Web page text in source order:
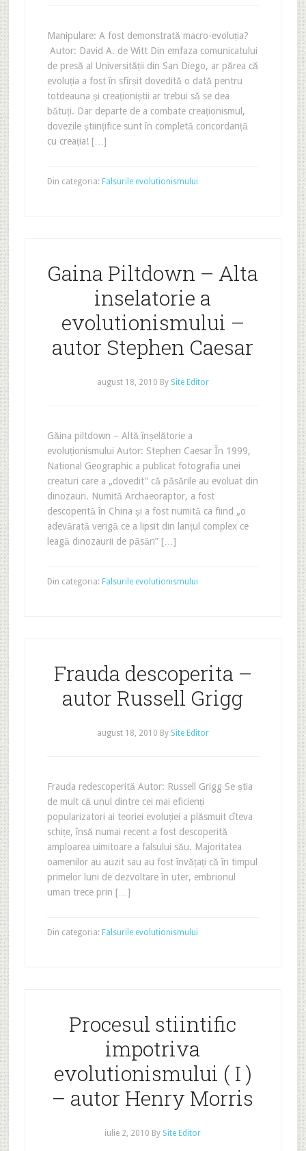
Manipulare: A fost demonstrată macro-evoluția?
Autor: David A. de Witt Din emfaza comunicatului
de presă al Universității din San Diego, ar părea că
evoluția a fost în sfîrșit dovedită o dată pentru
totdeauna și creaționiștii ar trebui să se dea
bătuți. Dar departe de a combate creaționismul,
dovezile științifice sunt în completă concordanță
cu creația! […]
Din categoria: Falsurile evolutionismului
Gaina Piltdown – Alta
inselatorie a
evolutionismului –
autor Stephen Caesar
august 18, 2010 By Site Editor
Găina piltdown – Altă înșelătorie a
evoluționismului Autor: Stephen Caesar În 1999,
National Geographic a publicat fotografia unei
creaturi care a „dovedit” că păsările au evoluat din
dinozauri. Numită Archaeoraptor, a fost
descoperită în China și a fost numită ca fiind „o
adevărată verigă ce a lipsit din lanțul complex ce
leagă dinozaurii de păsări” […]
Din categoria: Falsurile evolutionismului
Frauda descoperita –
autor Russell Grigg
august 18, 2010 By Site Editor
Frauda redescoperită Autor: Russell Grigg Se știa
de mult că unul dintre cei mai eficienți
popularizatori ai teoriei evoluției a plăsmuit cîteva
schițe, însă numai recent a fost descoperită
amploarea uimitoare a falsului său. Majoritatea
oamenilor au auzit sau au fost învățați că în timpul
primelor luni de dezvoltare în uter, embrionul
uman trece prin […]
Din categoria: Falsurile evolutionismului
Procesul stiintific
impotriva
evolutionismului ( I )
– autor Henry Morris
iulie 2, 2010 By Site Editor